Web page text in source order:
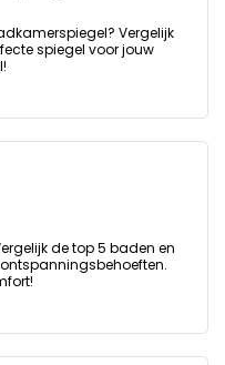
Vergelijk
spiegel voor jouw
de top 5 baden en